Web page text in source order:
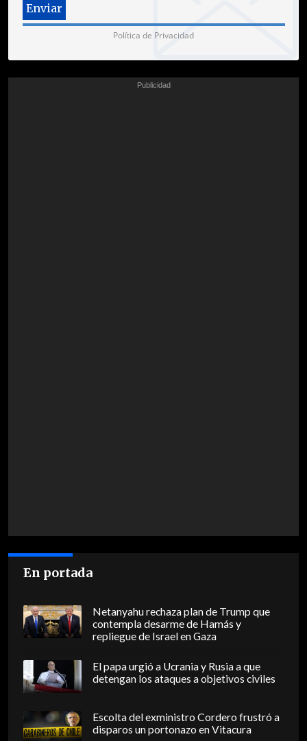
Política de Privacidad
En portada
Netanyahu rechaza plan de Trump que
contempla desarme de Hamás y
repliegue de Israel en Gaza
El papa urgió a Ucrania y Rusia a que
detengan los ataques a objetivos civiles
Escolta del exministro Cordero frustró a
disparos un portonazo en Vitacura